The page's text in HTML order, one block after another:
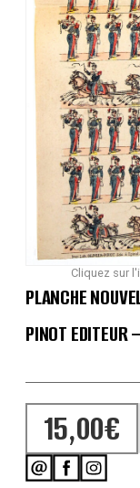
Cliquez sur
PLANCHE
PINOT EDITEUR
15,00€